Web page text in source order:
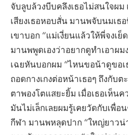
จับลูบล้วงบีบคลึงเธอไม่สนใจผ
เสียงเธอหอบสั่น มานพจับนมเธ
เขาบอก “แม่เงี่ยนแล้วให้พี่จงเย็
มานพพูดเองว่าอยากดูทำเอาผ
เฉยหันบอกผม “ไหนขอน้าดูขอ
ถอดกางเกงต่อหน้าเธอๆ ถึงกับต
ตาพองโตแสยะยิ้ม เมื่อเธอเห็น
มันไม่เล็กเลยผมรู้เคยวัดกับเพื่อ
กีฬา มานพหลุดปาก “ใหญ่ยาวน่